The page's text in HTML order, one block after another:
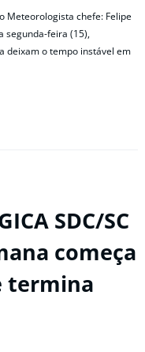
Meteorologista chefe: Felipe
segunda-feira (15),
deixam o tempo instável em
SDC/SC
começa
termina